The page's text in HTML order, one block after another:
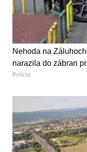
Nehoda na
narazila do zábran
Polícia